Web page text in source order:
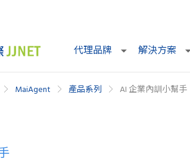
代理品牌 解決方案
MaiAgent 產品系列 AI 企業內訓小幫手